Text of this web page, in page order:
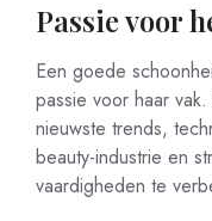
Passie voor
Een goede
passie voor haar
nieuwste trends,
beauty-industrie en
vaardigheden te